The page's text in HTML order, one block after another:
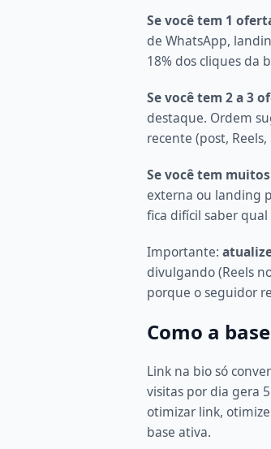
Se você tem 1
de WhatsApp,
18% dos cliques da
Se você tem 2 a 3
destaque. Ordem
recente (post,
Se você tem
externa ou landing
fica difícil saber
Importante:
divulgando (Reels
porque o seguidor
Como a
Link na bio só
visitas por dia gera
otimizar link,
base ativa.